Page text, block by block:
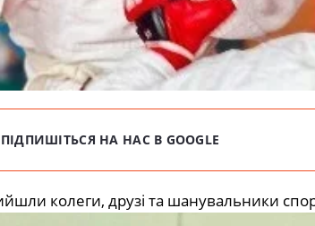
ПІДПИШІТЬСЯ НА НАС В GOOGLE
колеги, друзі та шанувальники